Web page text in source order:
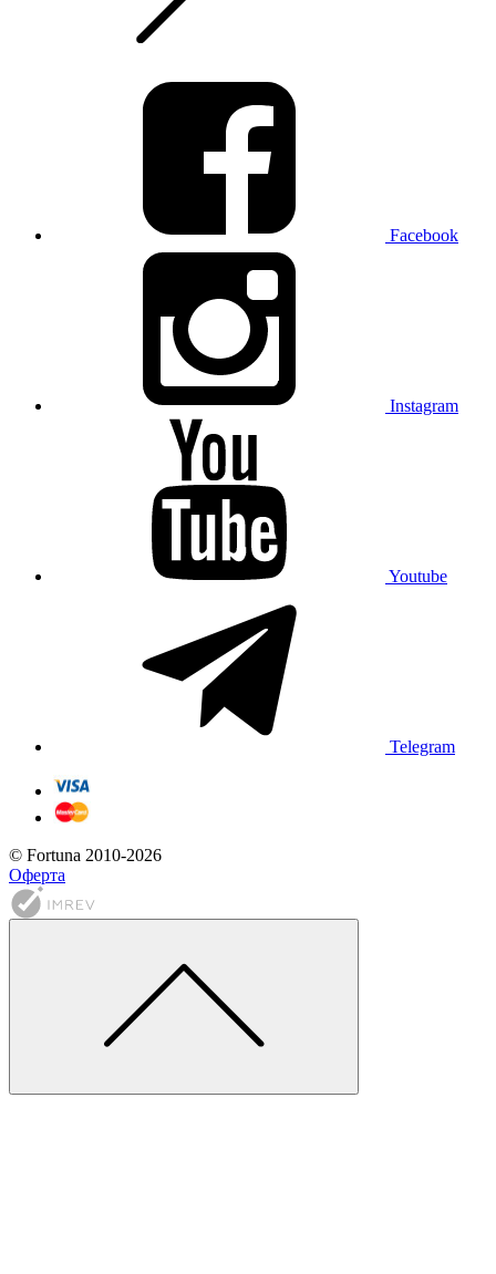
Facebook
Instagram
Youtube
Telegram
© Fortuna 2010-2026
Оферта